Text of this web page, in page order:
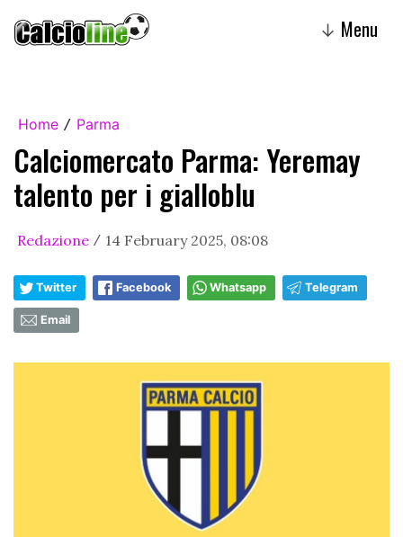
↓ Menu
Home / Parma
Calciomercato Parma: Yeremay
talento per i gialloblu
Redazione / 14 February 2025, 08:08
Twitter Facebook Whatsapp Telegram
Email